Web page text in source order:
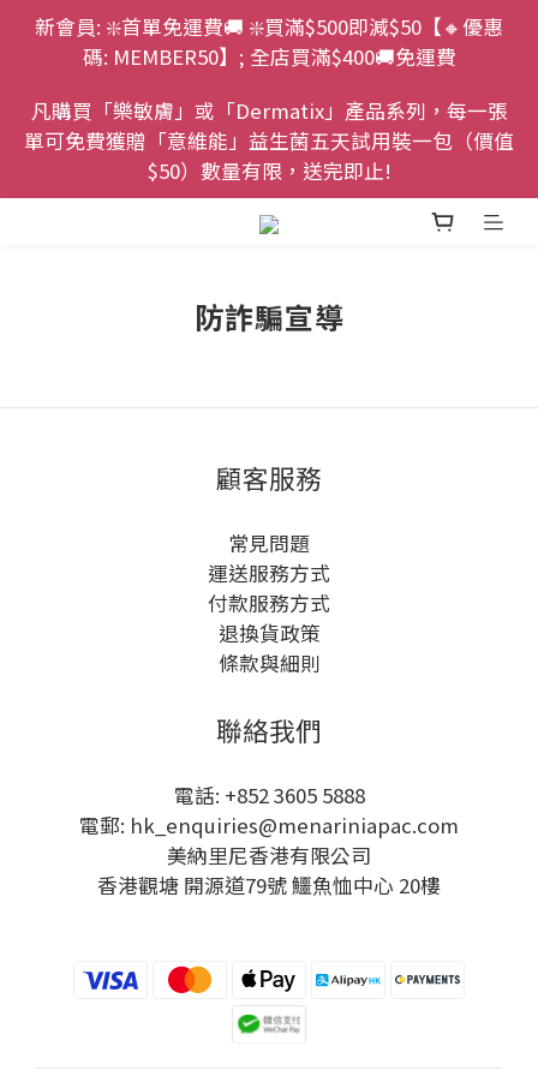
新會員: ❇️首單免運費🚚 ❇️買滿$500即減$50【🔸優惠
碼: MEMBER50】; 全店買滿$400🚚免運費
凡購買「樂敏膚」或「Dermatix」產品系列，每一張
單可免費獲贈「意維能」益生菌五天試用裝一包（價值
$50）數量有限，送完即止!
防詐騙宣導
顧客服務
常見問題
運送服務方式
付款服務方式
退換貨政策
條款與細則
聯絡我們
電話: +852 3605 5888
電郵: hk_enquiries@menariniapac.com
美納里尼香港有限公司
香港觀塘 開源道79號 鱷魚恤中心 20樓